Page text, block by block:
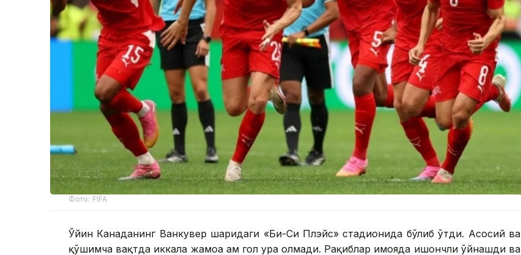
Фото: FIFA
Ўйин Канаданинг Ванкувер шаҳридаги «Би-Си Плэйс» стадионида бўлиб ўтди. Асосий ва
қўшимча вақтда иккала жамоа ҳам гол ура олмади. Рақиблар ҳимояда ишончли ўйнашди ва